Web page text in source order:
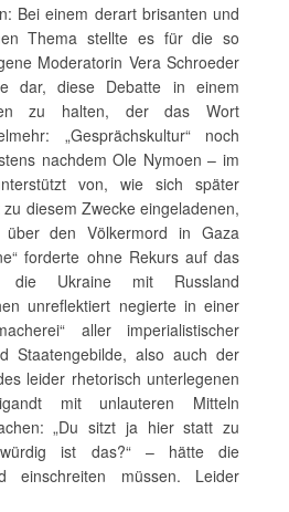
Bei einem derart brisanten und
Thema stellte es für die so
Moderatorin Vera Schroeder
dar, diese Debatte in einem
zu halten, der das Wort
„Gesprächskultur“ noch
nachdem Ole Nymoen – im
von, wie sich später
diesem Zwecke eingeladenen,
den Völkermord in Gaza
forderte ohne Rekurs auf das
die Ukraine mit Russland
unreflektiert negierte in einer
aller imperialistischer
Staatengebilde, also auch der
leider rhetorisch unterlegenen
mit unlauteren Mitteln
„Du sitzt ja hier statt zu
ist das?“ – hätte die
einschreiten müssen. Leider